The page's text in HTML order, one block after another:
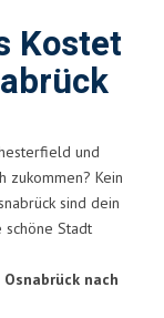
Kostet
und
zukommen? Kein
sind dein
Stadt
nach